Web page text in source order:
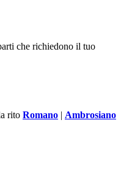
che richiedono il tuo
rito Romano | Ambrosiano